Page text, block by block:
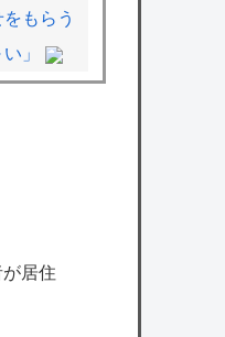
もらう
」
て」
質感の
居住